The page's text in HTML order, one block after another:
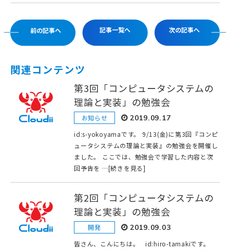
前の記事へ 記事一覧へ 次の記事へ
関連コンテンツ
第3回「コンピュータシステムの
理論と実装」の勉強会
お知らせ 2019.09.17
id:s-yokoyamaです。 9/13(金)に第3回『コンピ
ュータシステムの理論と実装』の勉強会を開催し
ました。 ここでは、勉強会で学習した内容と次
回予告を …[続きを見る]
第2回「コンピュータシステムの
理論と実装」の勉強会
開発 2019.09.03
皆さん、こんにちは。 id:hiro-tamakiです。